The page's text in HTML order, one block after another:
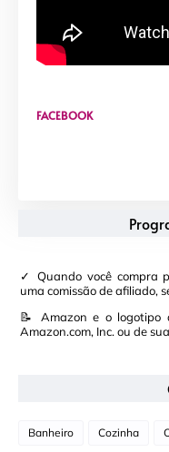
FACEBOOK
✓ Quando você compra
uma comissão de afiliado,
📝 Amazon e o logotipo
Amazon.com, Inc. ou de
Banheiro Cozinha